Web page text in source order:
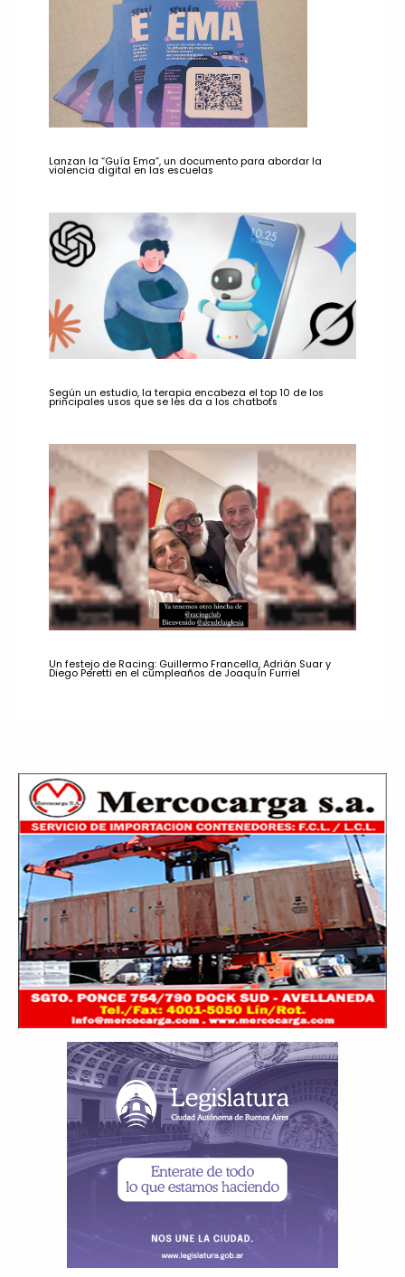
Lanzan la “Guía Ema”, un documento para abordar la
violencia digital en las escuelas
Según un estudio, la terapia encabeza el top 10 de los
principales usos que se les da a los chatbots
Un festejo de Racing: Guillermo Francella, Adrián Suar y
Diego Peretti en el cumpleaños de Joaquín Furriel